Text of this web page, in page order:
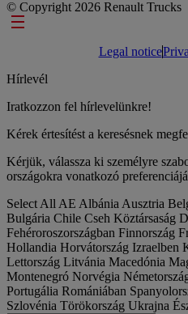
© Copyright 2026 Renault Trucks
Footer links
Legal notice
Hírlevél
Iratkozzon fel hírlevelünkre!
Kérek értesítést a keresésnek
Kérjük, válassza ki személyre
országokra vonatkozó
Select All AE Albánia Ausztria
Bulgária Chile Cseh Köztársaság
Fehéroroszországban Finnország
Hollandia Horvátország Izraelben
Lettország Litvánia Macedónia
Montenegró Norvégia
Portugália Romániában
Szlovénia Törökország Ukrajna